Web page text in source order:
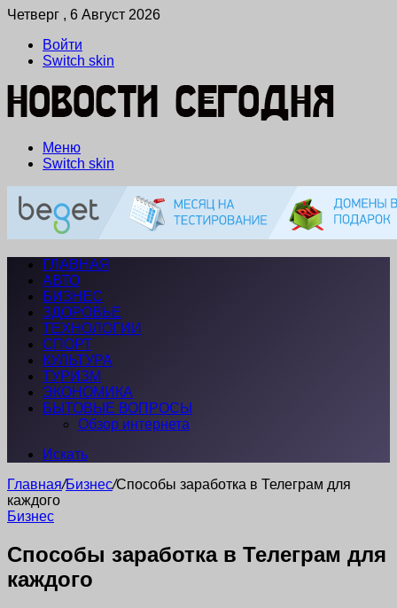
Четверг , 6 Август 2026
Войти
Switch skin
Меню
Switch skin
ГЛАВНАЯ
АВТО
БИЗНЕС
ЗДОРОВЬЕ
ТЕХНОЛОГИИ
СПОРТ
КУЛЬТУРА
ТУРИЗМ
ЭКОНОМИКА
БЫТОВЫЕ ВОПРОСЫ
Обзор интернета
Искать
Главная/Бизнес/Способы заработка в Телеграм для
каждого
Бизнес
Способы заработка в Телеграм для
каждого